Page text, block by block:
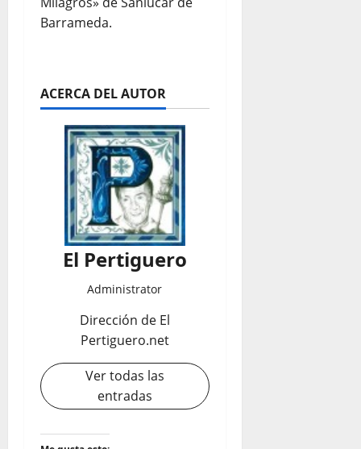
Barrameda.
ACERCA DEL AUTOR
El Pertiguero
Administrator
Dirección de El
Pertiguero.net
Ver todas las
entradas